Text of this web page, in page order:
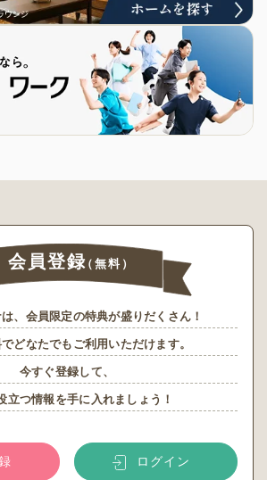
会員登録（無料）
、会員限定の特典が盛りだくさん！
どなたでもご利用いただけます。
今すぐ登録して、
立つ情報を手に入れましょう！
ログイン